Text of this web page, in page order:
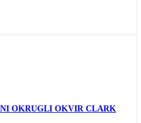
OKRUGLI OKVIR CLARK